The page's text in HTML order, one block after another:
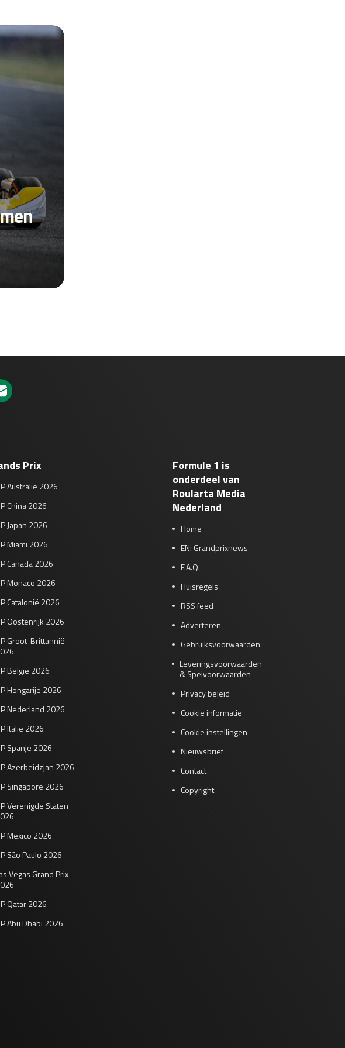
Prix
Australië 2026
China 2026
Japan 2026
Miami 2026
Canada 2026
Monaco 2026
Catalonië 2026
Oostenrijk 2026
Groot-Brittannië
België 2026
Hongarije 2026
Nederland 2026
Italië 2026
Spanje 2026
Azerbeidzjan 2026
Singapore 2026
Verenigde Staten
Mexico 2026
São Paulo 2026
Vegas Grand Prix
Qatar 2026
Abu Dhabi 2026
Formule 1 is
onderdeel van
Roularta Media
Nederland
Home
EN: Grandprixnews
F.A.Q.
Huisregels
RSS feed
Adverteren
Gebruiksvoorwaarden
Leveringsvoorwaarden
& Spelvoorwaarden
Privacy beleid
Cookie informatie
Cookie instellingen
Nieuwsbrief
Contact
Copyright